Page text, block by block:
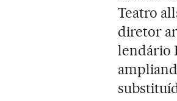
Teatro
diretor
lendário